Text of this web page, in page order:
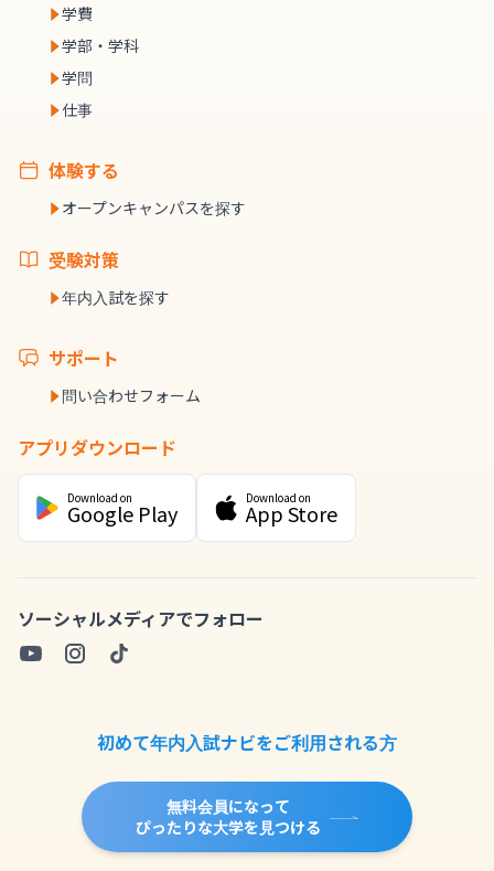
学費
学部・学科
学問
仕事
体験する
オープンキャンパスを探す
受験対策
年内入試を探す
サポート
問い合わせフォーム
アプリダウンロード
Download on
Google Play
Download on
App Store
ソーシャルメディアでフォロー
初めて年内入試ナビをご利用される方
無料会員になって
ぴったりな大学を見つける